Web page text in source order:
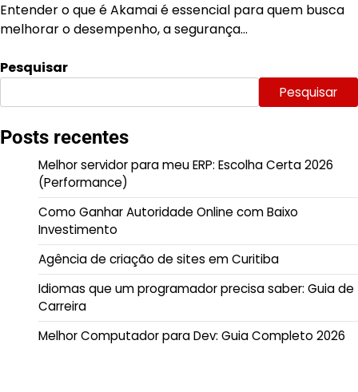
Entender o que é Akamai é essencial para quem busca
melhorar o desempenho, a segurança…
Pesquisar
Pesquisar
Posts recentes
Melhor servidor para meu ERP: Escolha Certa 2026
(Performance)
Como Ganhar Autoridade Online com Baixo
Investimento
Agência de criação de sites em Curitiba
Idiomas que um programador precisa saber: Guia de
Carreira
Melhor Computador para Dev: Guia Completo 2026